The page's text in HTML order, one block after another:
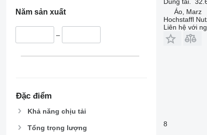
Năm sản xuất
–
Đặc điểm
Khả năng chịu tải
Tổng trọng lượng
Áo, Marz
Hochstaffl
Liên hệ với
8